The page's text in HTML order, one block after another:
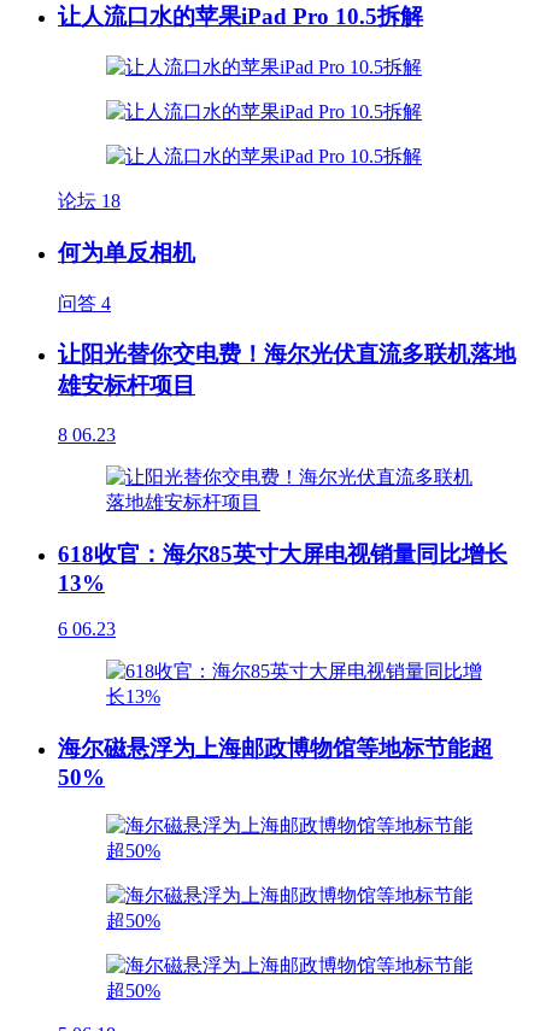
让人流口水的苹果iPad Pro 10.5拆解
论坛 18
何为单反相机
问答 4
让阳光替你交电费！海尔光伏直流多联机落地
雄安标杆项目
8 06.23
618收官：海尔85英寸大屏电视销量同比增长
13%
6 06.23
海尔磁悬浮为上海邮政博物馆等地标节能超
50%